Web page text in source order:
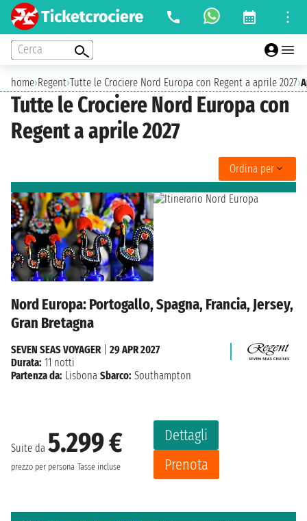
Cerca
home›Regent›Tutte le Crociere Nord Europa con Regent a aprile 2027›
Tutte le Crociere Nord Europa con
Regent a aprile 2027
Ordina per
Nord Europa: Portogallo, Spagna, Francia, Jersey,
Gran Bretagna
Suite da 5.299 €
prezzo per persona Tasse incluse
Dettagli
Prenota
SEVEN SEAS VOYAGER
29 APR 2027
Durata: 11 notti
Partenza da: Lisbona Sbarco: Southampton